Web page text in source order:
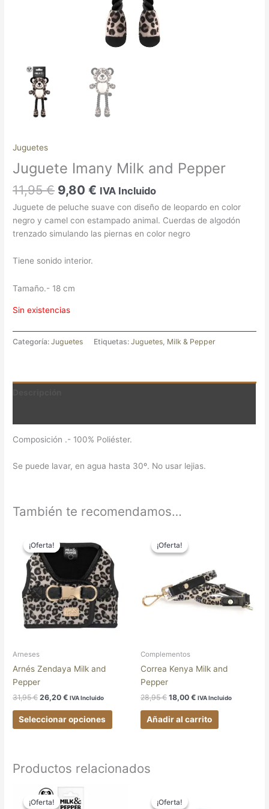
Juguetes
Juguete Imany Milk and Pepper
11,95€ 9,80€ IVA Incluido
Juguete de peluche suave con diseño de leopardo en color
negro y camel con estampado animal. Cuerdas de algodón
trenzado simulando las piernas en color negro
Tiene sonido interior.
Tamaño.- 18 cm
Sin existencias
Categoría:Juguetes Etiquetas:Juguetes, Milk & Pepper
Composición .- 100% Poliéster.
Se puede lavar, en agua hasta 30º. No usar lejias.
También te recomendamos…
¡Oferta!
¡Oferta!
Arneses
Arnés Zendaya Milk and
Pepper
31,95€
precio
original
era:
31,95 €.
26,20€
precio
actual
es:
26,20 €.
IVA Incluido
Seleccionar opciones
tiene
variantes.
Las
opciones
se
¡Oferta!
¡Oferta!
Complementos
Correa Kenya Milk and
Pepper
28,95€
precio
original
18,00 €
18,00 €.
IVA Incluido
Añadir al carrito
Productos relacionados
¡Oferta!
¡Oferta!
El
precio
original
El
precio
actual
¡Oferta!
¡Oferta!
originalactual